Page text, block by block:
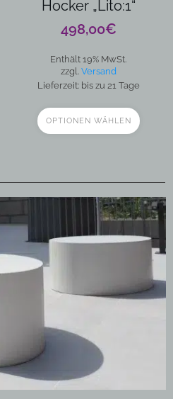
Hocker „Lito:1“
498,00€
Enthält 19% MwSt.
zzgl. Versand
Lieferzeit: bis zu 21 Tage
OPTIONEN WÄHLEN